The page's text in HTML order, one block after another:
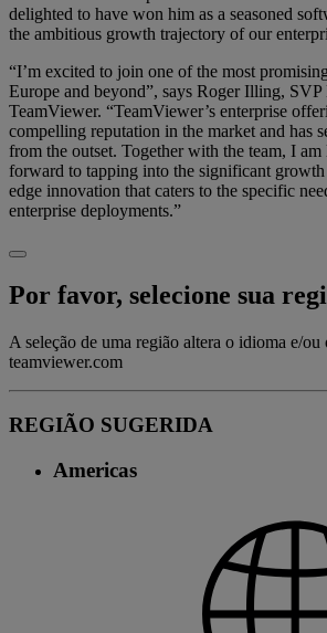
delighted to have won him as a seasoned
the ambitious growth trajectory of our
“I’m excited to join one of the most
Europe and beyond”, says Roger Illing, SVP
TeamViewer. “TeamViewer’s enterprise
compelling reputation in the market and has
from the outset. Together with the team, I
forward to tapping into the significant
edge innovation that caters to the specific
enterprise deployments.”
Por favor, selecione sua
A seleção de uma região altera o idioma e/ou
teamviewer.com
REGIÃO SUGERIDA
Americas